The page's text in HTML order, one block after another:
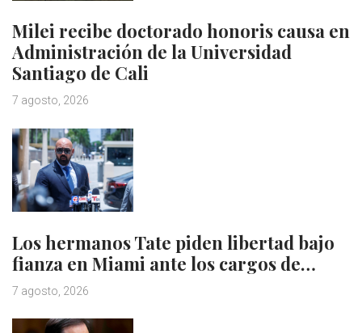
Milei recibe doctorado honoris causa en
Administración de la Universidad
Santiago de Cali
7 agosto, 2026
Los hermanos Tate piden libertad bajo
fianza en Miami ante los cargos de…
7 agosto, 2026